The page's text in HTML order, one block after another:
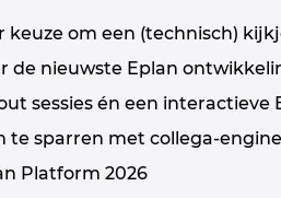
keuze om een (technisch)
de nieuwste Eplan
sessies én een interactieve
te sparren met collega-
Platform 2026